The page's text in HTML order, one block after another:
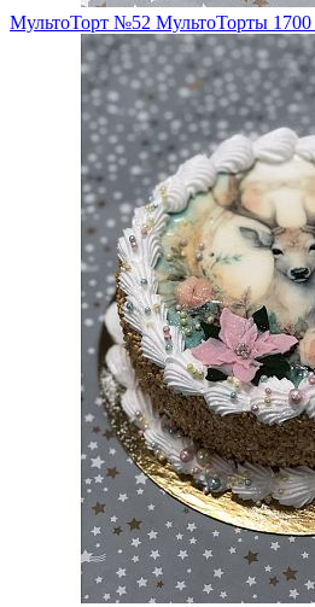
МультоТорт №52 МультоТорты 1700